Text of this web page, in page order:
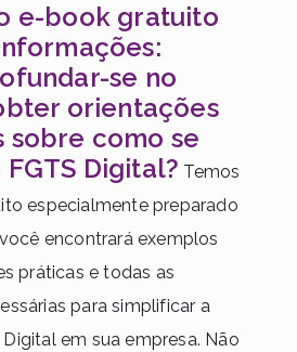
e-book gratuito
se no
orientações
sobre como se
Digital? Temos
especialmente preparado
encontrará exemplos
práticas e todas as
para simplificar a
em sua empresa. Não